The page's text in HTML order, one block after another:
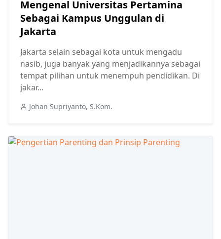
Mengenal Universitas Pertamina
Sebagai Kampus Unggulan di
Jakarta
Jakarta selain sebagai kota untuk mengadu
nasib, juga banyak yang menjadikannya sebagai
tempat pilihan untuk menempuh pendidikan. Di
jakar...
Johan Supriyanto, S.Kom.